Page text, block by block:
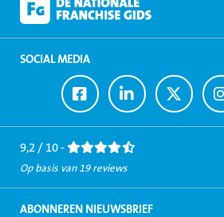
SOCIAL MEDIA
Ga
naar
Facebook
Ga
naar
LinkedIn
Ga
naar
Twitter
9,2 / 10 -
Op basis van 19 reviews
ABONNEREN NIEUWSBRIEF